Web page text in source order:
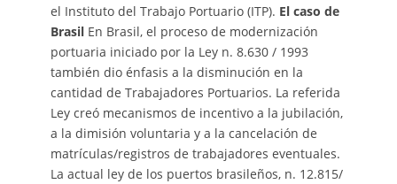
el Instituto del Trabajo Portuario (ITP). El caso de
BrasilEn Brasil, el proceso de modernización
portuaria iniciado por la Ley n. 8.630 / 1993
también dio énfasis a la disminución en la
cantidad de Trabajadores Portuarios. La referida
Ley creó mecanismos de incentivo a la jubilación,
a la dimisión voluntaria y a la cancelación de
matrículas/registros de trabajadores eventuales.
La actual ley de los puertos brasileños, n. 12.815/